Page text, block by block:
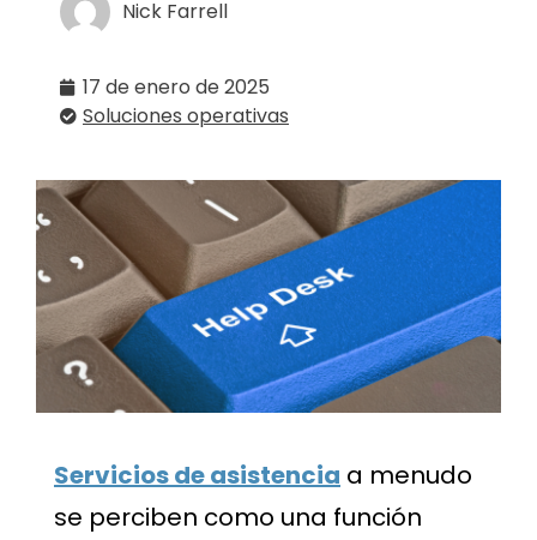
Nick Farrell
17 de enero de 2025
Soluciones operativas
Servicios de asistencia a menudo
se perciben como una función